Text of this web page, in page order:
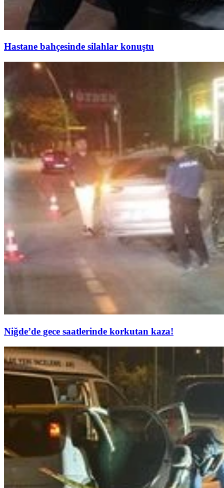
Hastane bahçesinde silahlar konuştu
Niğde’de gece saatlerinde korkutan kaza!